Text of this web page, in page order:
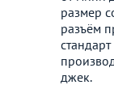
размер
разъём
джек.